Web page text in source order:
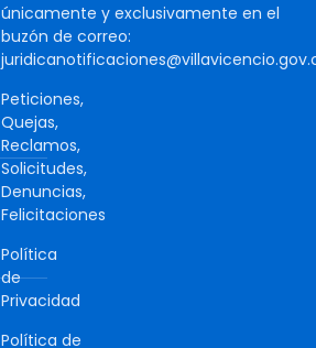
únicamente y exclusivamente en el
buzón de correo:
Peticiones,
Quejas,
Reclamos,
Solicitudes,
Denuncias,
Felicitaciones
Política
de
Privacidad
Política de